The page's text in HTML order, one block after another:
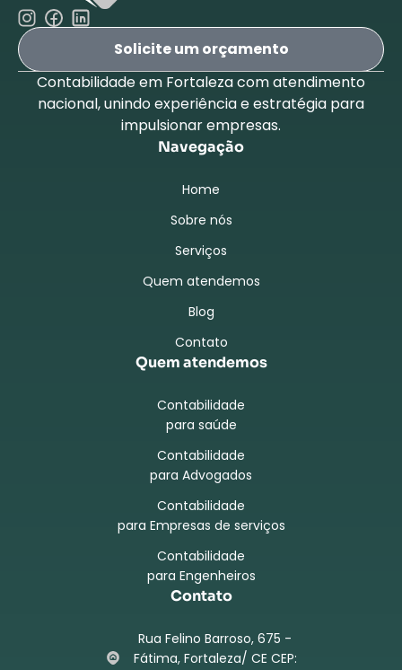
Solicite um orçamento
Contabilidade em Fortaleza com atendimento
nacional, unindo experiência e estratégia para
impulsionar empresas.
Navegação
Home
Sobre nós
Serviços
Quem atendemos
Blog
Contato
Quem atendemos
Contabilidade
para saúde
Contabilidade
para Advogados
Contabilidade
para Empresas de serviços
Contabilidade
para Engenheiros
Contato
Rua Felino Barroso, 675 -
Fátima, Fortaleza/ CE CEP: